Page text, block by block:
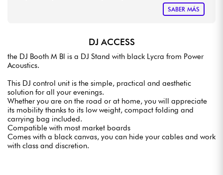
SABER MÁS
DJ ACCESS
the DJ Booth M Bl is a DJ Stand with black Lycra from Power
Acoustics.
This DJ control unit is the simple, practical and aesthetic
solution for all your evenings.
Whether you are on the road or at home, you will appreciate
its mobility thanks to its low weight, compact folding and
carrying bag included.
Compatible with most market boards
Comes with a black canvas, you can hide your cables and work
with class and discretion.